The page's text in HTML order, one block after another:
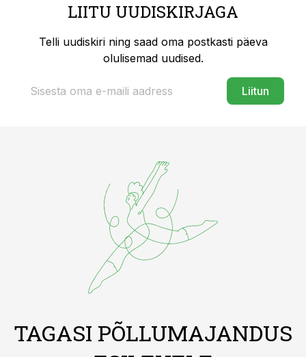
LIITU UUDISKIRJAGA
Telli uudiskiri ning saad oma postkasti päeva
olulisemad uudised.
Liitun
TAGASI PÕLLUMAJANDUS